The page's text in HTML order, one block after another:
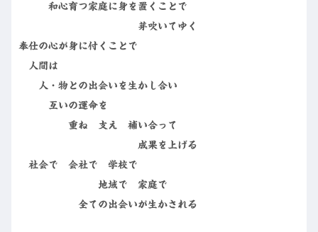
和心育つ家庭に身を置くことで
芽吹いてゆく
奉仕の心が身に付くことで
人間は
人・物との出会いを生かし合い
互いの運命を
重ね 支え 補い合って
成果を上げる
社会で 会社で 学校で
地域で 家庭で
全ての出会いが生かされる